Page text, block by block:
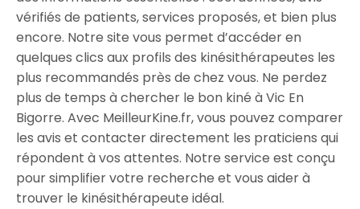
vérifiés de patients, services proposés, et bien plus
encore. Notre site vous permet d’accéder en
quelques clics aux profils des kinésithérapeutes les
plus recommandés près de chez vous. Ne perdez
plus de temps à chercher le bon kiné à Vic En
Bigorre. Avec MeilleurKine.fr, vous pouvez comparer
les avis et contacter directement les praticiens qui
répondent à vos attentes. Notre service est conçu
pour simplifier votre recherche et vous aider à
trouver le kinésithérapeute idéal.